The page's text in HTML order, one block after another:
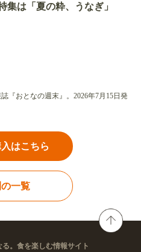
は「夏の粋、うなぎ」
『おとなの週末』。2026年7月15日発
はこちら
の一覧
。食を楽しむ情報サイト